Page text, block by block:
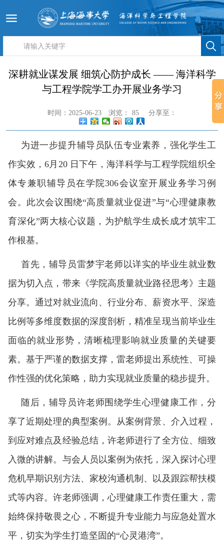
深耕就业谋发展 细筑心防护成长 —— 海洋科学
与工程学院学工办开展业务学习
时间：2025-06-23 浏览： 85 分享至：
为进一步提升辅导员队伍专业素养，强化学生工
作实效，6月20 日下午，海洋科学与工程学院组织全
体专兼职辅导员在学院306会议室开展业务学习例
会。此次会议围绕“高质量就业促进”与“心理健康教
育深化”两大核心议题，为护航学生成长成才筑牢工
作根基。
首先，辅导员雷梦宇老师以详实的毕业生就业数
据为切入点，带来《学院高质量就业路径思考》主题
分享。通过对就业流向、行业分布、薪资水平、深造
比例等多维度数据的深度剖析，精准呈现当前毕业生
面临的就业形势，清晰梳理影响就业质量的关键要
素。基于严谨的数据支撑，雷老师提出系统性、可操
作性强的优化策略，助力实现就业质量的稳步提升。
随后，辅导员许老师围绕学生心理健康工作，分
享了近期处理的典型案例。从案例背景、介入过程，
到应对难点及经验总结，许老师进行了全方位、细致
入微的讲解。与会人员以案例为依托，深入探讨心理
危机早期识别方法、家校沟通机制、以及跟踪帮扶模
式等内容。许老师强调，心理健康工作责任重大，需
始终保持敬畏之心，不断提升专业能力与应急处置水
平，切实为学生打造坚固的“心灵港湾”。